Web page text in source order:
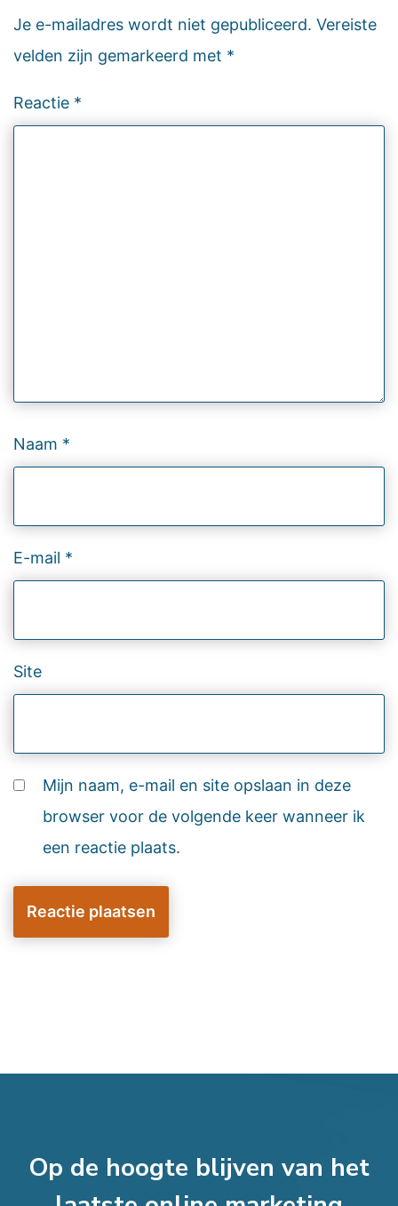
Je e-mailadres wordt niet gepubliceerd. Vereiste
velden zijn gemarkeerd met *
Reactie *
Naam *
E-mail *
Site
Mijn naam, e-mail en site opslaan in deze
browser voor de volgende keer wanneer ik
een reactie plaats.
Op de hoogte blijven van het